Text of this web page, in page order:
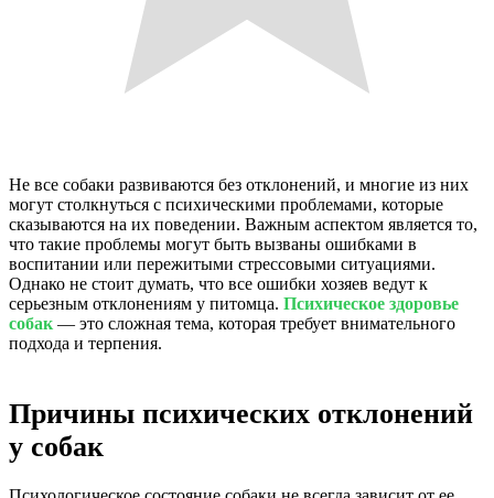
Не все собаки развиваются без отклонений, и многие из них
могут столкнуться с психическими проблемами, которые
сказываются на их поведении. Важным аспектом является то,
что такие проблемы могут быть вызваны ошибками в
воспитании или пережитыми стрессовыми ситуациями.
Однако не стоит думать, что все ошибки хозяев ведут к
серьезным отклонениям у питомца. Психическое здоровье
собак — это сложная тема, которая требует внимательного
подхода и терпения.
Причины психических отклонений
у собак